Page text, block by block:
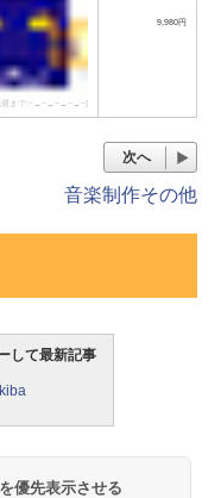
週まで:−→−→−→−→−]
9,980円
次へ
音楽制作その他
して最新記事
優先表示させる